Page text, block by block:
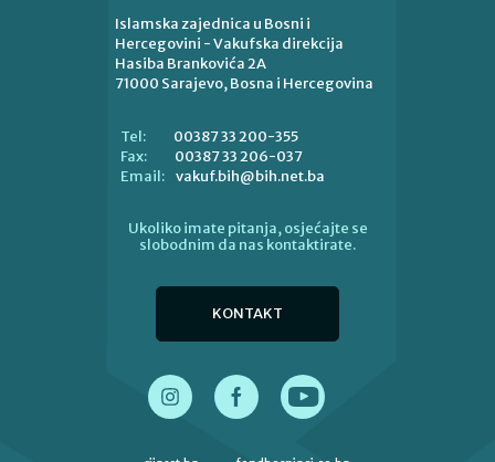
Islamska zajednica u Bosni i
Hercegovini - Vakufska direkcija
Hasiba Brankovića 2A
71000 Sarajevo, Bosna i Hercegovina
Tel:
00387 33 200-355
Fax:
00387 33 206-037
Email: vakuf.bih@bih.net.ba
Ukoliko imate pitanja, osjećajte se
slobodnim da nas kontaktirate.
KONTAKT